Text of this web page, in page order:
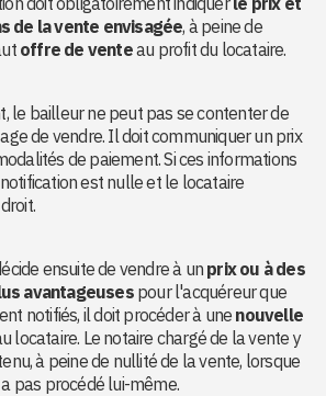
de la vente envisagée, à peine de
offre de venteau profit du locataire.
le bailleur ne peut pas se contenter de
de vendre. Il doit communiquer un prix
de paiement. Si ces informations
est nulle et le locataire
ensuite de vendre à un prix ou à des
avantageusespour l'acquéreur que
notifiés, il doit procéder à une nouvelle
locataire. Le notaire chargé de la vente y
à peine de nullité de la vente, lorsque
pas procédé lui-même.